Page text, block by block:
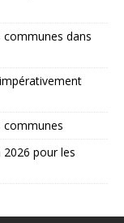
dans
communes
pour les